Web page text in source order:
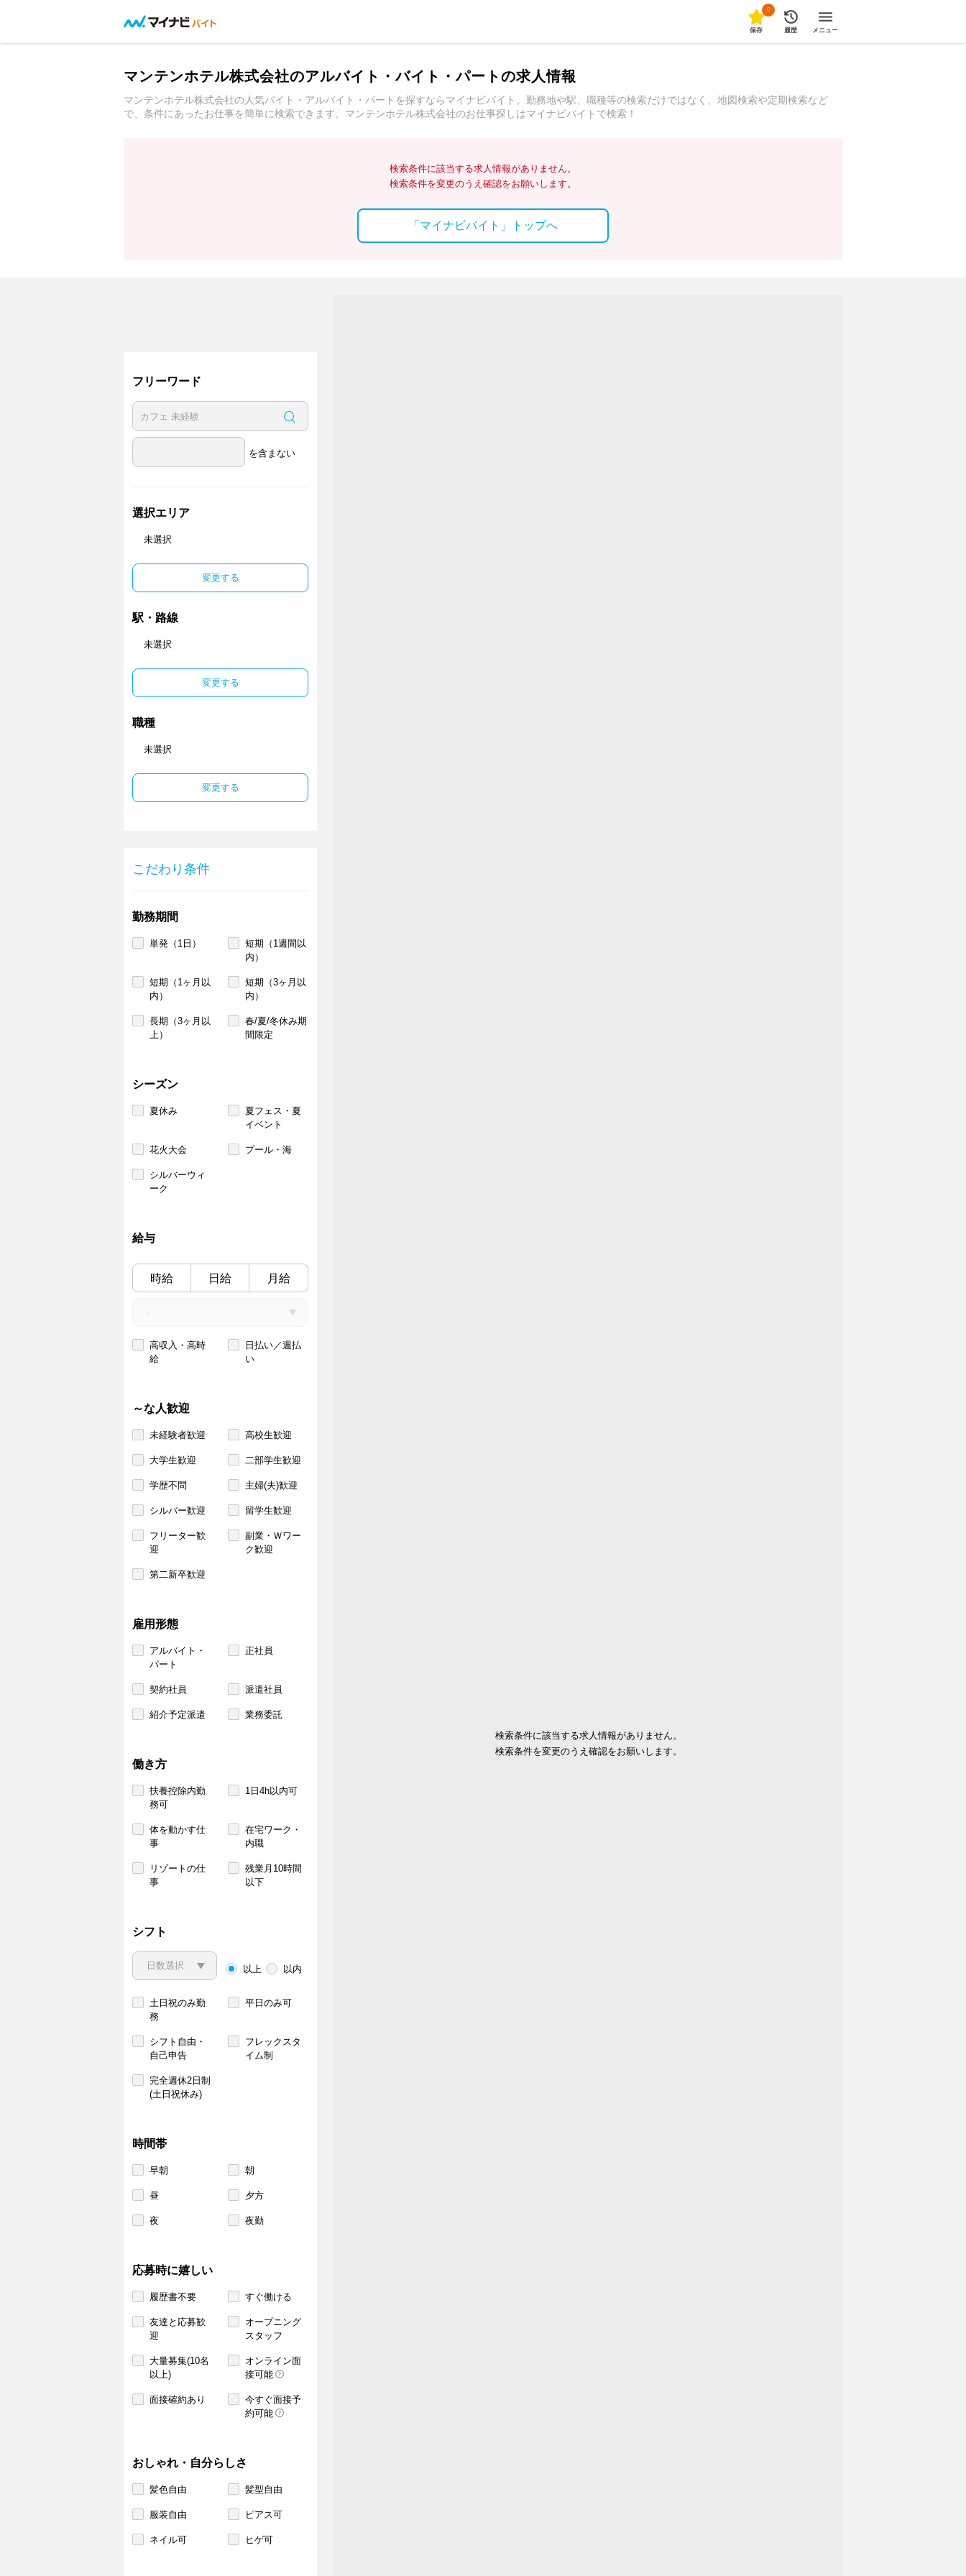
0
保存 履歴 メニュー
マンテンホテル株式会社のアルバイト・バイト・パートの求人情報
マンテンホテル株式会社の人気バイト・アルバイト・パートを探すならマイナビバイト。勤務地や駅、職種等の検索だけではなく、地図検索や定期検索など
で、条件にあったお仕事を簡単に検索できます。マンテンホテル株式会社のお仕事探しはマイナビバイトで検索！
検索条件に該当する求人情報がありません。
検索条件を変更のうえ確認をお願いします。
「マイナビバイト」トップへ
フリーワード
を含まない
選択エリア
未選択
変更する
駅・路線
未選択
変更する
職種
未選択
変更する
こだわり条件
勤務期間
単発（1日）
短期（1週間以
内）
短期（1ヶ月以
内）
短期（3ヶ月以
内）
長期（3ヶ月以
上）
春/夏/冬休み期
間限定
シーズン
夏休み
夏フェス・夏
イベント
花火大会 プール・海
シルバーウィ
ーク
給与
時給 日給 月給
高収入・高時
給
日払い／週払
い
～な人歓迎
未経験者歓迎 高校生歓迎
大学生歓迎 二部学生歓迎
学歴不問 主婦(夫)歓迎
シルバー歓迎 留学生歓迎
フリーター歓
迎
副業・Ｗワー
ク歓迎
第二新卒歓迎
雇用形態
アルバイト・
パート
正社員
契約社員 派遣社員
紹介予定派遣 業務委託
働き方
扶養控除内勤
務可
1日4h以内可
体を動かす仕
事
在宅ワーク・
内職
リゾートの仕
事
残業月10時間
以下
シフト
以上 以内
土日祝のみ勤
務
平日のみ可
シフト自由・
自己申告
フレックスタ
イム制
完全週休2日制
(土日祝休み)
時間帯
早朝 朝
昼 夕方
夜 夜勤
応募時に嬉しい
履歴書不要 すぐ働ける
友達と応募歓
迎
オープニング
スタッフ
大量募集(10名
以上)
オンライン面
接可能
面接確約あり
今すぐ面接予
約可能
おしゃれ・自分らしさ
髪色自由 髪型自由
服装自由 ピアス可
ネイル可 ヒゲ可
検索条件に該当する求人情報がありません。
検索条件を変更のうえ確認をお願いします。